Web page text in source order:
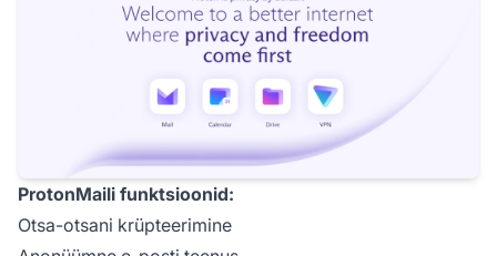
ProtonMaili funktsioonid:
Otsa-otsani krüpteerimine